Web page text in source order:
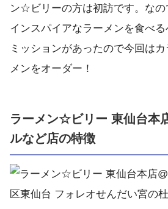
ン☆ビリーの方は初訪です。なの
インスパイアなラーメンを食べ
ミッションがあったので今回は
メンをオーダー！
ラーメン☆ビリー 東仙台本
ルなど店の特徴